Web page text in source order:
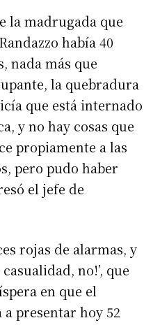
la madrugada que
había 40
nada más que
la quebradura
que está internado
y no hay cosas que
propiamente a las
pero pudo haber
el jefe de
rojas de alarmas, y
no!’, que
en que el
presentar hoy 52